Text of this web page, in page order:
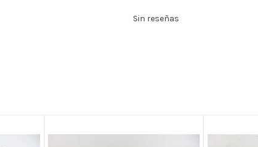
Sin reseñas